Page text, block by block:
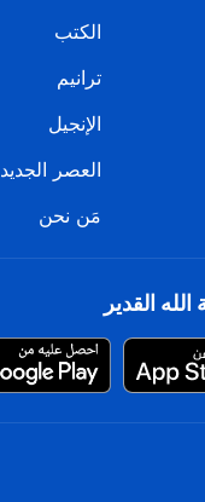
الكتب
ترانيم
الإنجيل
العصر الجديد
مَن نحن
القدير